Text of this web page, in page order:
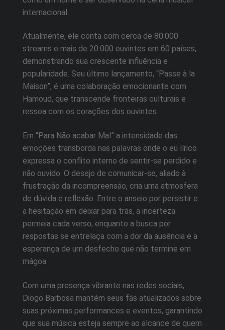
internacional.
Atualmente, ele conta com cerca de 80.000
streams e mais de 20.000 ouvintes em 60 países,
demonstrando sua crescente influência e
popularidade. Seu último lançamento, “Passe à la
Maison”, é uma colaboração emocionante com
Hamoud, que transcende fronteiras culturais e
ressoa com os corações dos ouvintes.
Em “Para Não acabar Mal” a intensidade das
emoções transborda nas palavras onde o eu lírico
expressa o conflito interno de sentir-se perdido e
não ouvido. O desejo de comunicar-se, aliado à
frustração da incompreensão, cria uma atmosfera
de dúvida e reflexão. Entre o anseio por persistir e
a hesitação em deixar para trás, a incerteza
permeia cada verso, enquanto a busca por
respostas se entrelaça com a dor da ausência e a
esperança de um desfecho que não termine em
mágoa.
Com uma presença vibrante nas redes sociais,
Diogo Barbosa mantém seus fãs atualizados sobre
suas próximas performances e eventos, garantindo
que sua música esteja sempre ao alcance de quem